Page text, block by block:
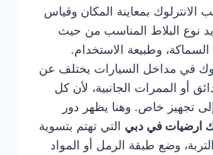
الانترلوك بمعاينة المكان وقياس
نوع البلاط المناسب من حيث
السماكة، وطبيعة الاستخدام.
في مداخل السيارات يختلف عن
أو الممرات الجانبية، لأن كل
تجهيز خاص. وهنا يظهر دور
ارضيات في دبي التي تهتم بتسوية
وضع طبقة الرمل أو المواد